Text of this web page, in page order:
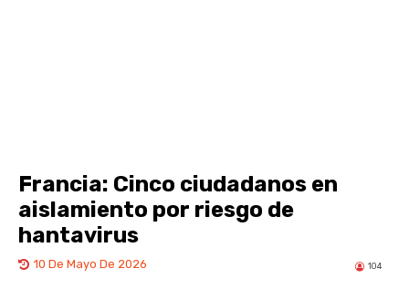
Francia: Cinco ciudadanos en
aislamiento por riesgo de
hantavirus
10 De Mayo De 2026 104